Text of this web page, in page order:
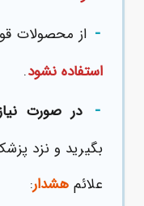
- از محصولات
استفاده نشود.
- در صورت
بگیرید و نزد
علائم هشدار: